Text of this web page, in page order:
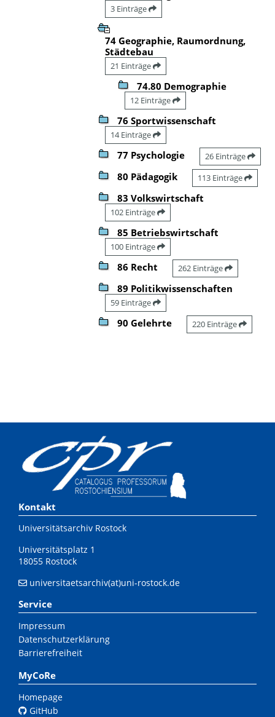
3 Einträge
74 Geographie, Raumordnung,
Städtebau
21 Einträge
74.80 Demographie
12 Einträge
76 Sportwissenschaft
14 Einträge
77 Psychologie 26 Einträge
80 Pädagogik 113 Einträge
83 Volkswirtschaft
102 Einträge
85 Betriebswirtschaft
100 Einträge
86 Recht 262 Einträge
89 Politikwissenschaften
59 Einträge
90 Gelehrte 220 Einträge
Kontakt
Universitätsarchiv Rostock
Universitätsplatz 1
18055 Rostock
universitaetsarchiv(at)uni-rostock.de
Service
Impressum
Datenschutzerklärung
Barrierefreiheit
MyCoRe
Homepage
GitHub